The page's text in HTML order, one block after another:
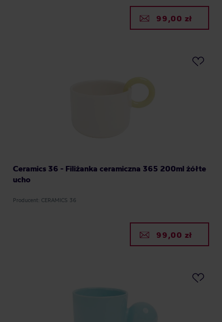
99,00 zł
Ceramics 36 - Filiżanka ceramiczna 365 200ml żółte
ucho
Producent: CERAMICS 36
99,00 zł